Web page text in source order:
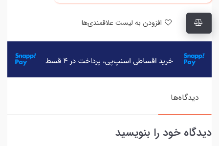
دیدگاه‌ها
دیدگاه خود را بنویسید